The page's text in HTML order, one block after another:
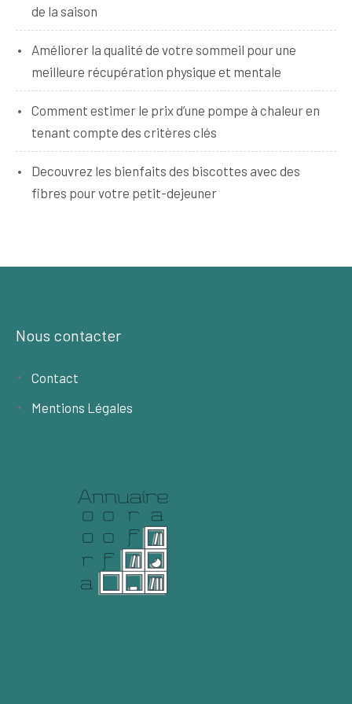
de la saison
Améliorer la qualité de votre sommeil pour une
meilleure récupération physique et mentale
Comment estimer le prix d’une pompe à chaleur en
tenant compte des critères clés
Decouvrez les bienfaits des biscottes avec des
fibres pour votre petit-dejeuner
Nous contacter
Contact
Mentions Légales